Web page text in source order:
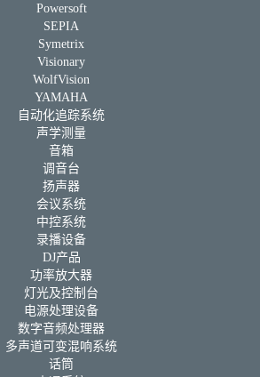
Powersoft
SEPIA
Symetrix
Visionary
WolfVision
YAMAHA
自动化追踪系统
声学测量
音箱
调音台
扬声器
会议系统
中控系统
录播设备
DJ产品
功率放大器
灯光及控制台
电源处理设备
数字音频处理器
多声道可变混响系统
话筒